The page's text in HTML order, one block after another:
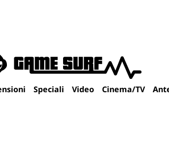
Speciali Video Cinema/TV